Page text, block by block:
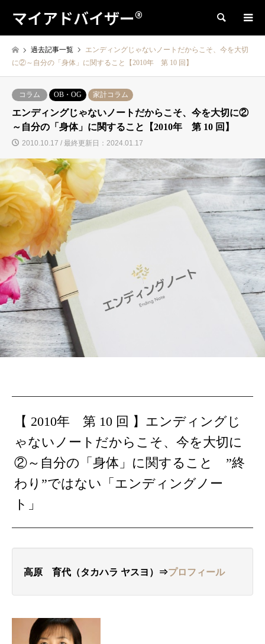
マイアドバイザー® 検索
過去記事一覧
エンディングじゃないノートだからこそ、今を大切
に②～自分の「身体」に関すること【2010年 第 10 回】
コラム OB・OG 家計コラム
エンディングじゃないノートだからこそ、今を大切に②
～自分の「身体」に関すること【2010年 第 10 回】
2010.10.17 / 最終更新日：2024.01.17
【 2010年 第 10 回 】 エンディングじ
ゃないノートだからこそ、今を大切に
②～自分の「身体」に関すること ”終
わり”ではない「エンディングノー
ト」
高原 育代（タカハラ ヤスヨ ）⇒プロフィール